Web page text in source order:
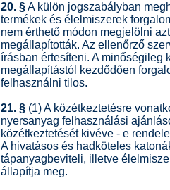
20. §A külön jogszabályban
termékek és élelmiszerek
nem érthető módon megjelölni
megállapították. Az ellenőrző
írásban értesíteni. A minőségileg
megállapítástól kezdődően
felhasználni tilos.
21. § (1) A közétkeztetésre
nyersanyag felhasználási
közétkeztetését kivéve - e
A hivatásos és hadköteles
tápanyagbeviteli, illetve
állapítja meg.